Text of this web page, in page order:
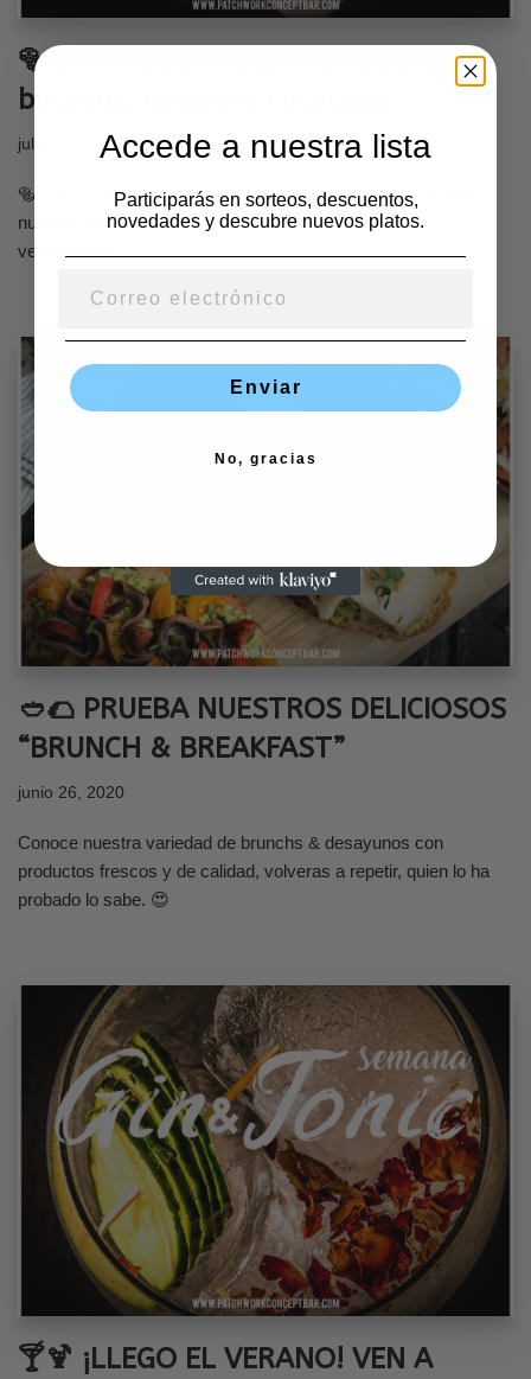
🥯🌮🥖 Prueba nuestros deliciosos
bocatas, Bagels y Focaccias
julio 14, 2020
🥯🌮🥖 ¿Ya has probado nuestros bocadillos? ven y prueba
nuestra gran variedad, entre ellos opciones veganas y
vegetarianas.
🥙🌮 PRUEBA NUESTROS DELICIOSOS
“BRUNCH & BREAKFAST”
junio 26, 2020
Conoce nuestra variedad de brunchs & desayunos con
productos frescos y de calidad, volveras a repetir, quien lo ha
probado lo sabe. 😍
🍸🍹 ¡LLEGO EL VERANO! VEN A
Accede a nuestra lista
Participarás en sorteos, descuentos,
novedades y descubre nuevos platos.
Enviar
No, gracias